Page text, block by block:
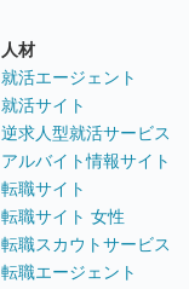
人材
就活エージェント
就活サイト
逆求人型就活サービス
アルバイト情報サイト
転職サイト
転職サイト 女性
転職スカウトサービス
転職エージェント